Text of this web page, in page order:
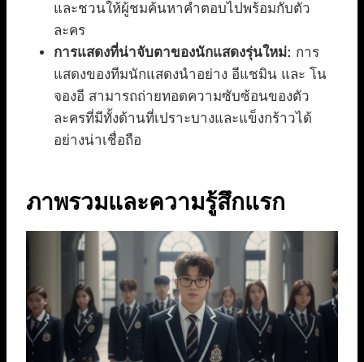
และชวนให้ผู้ชมค้นหาคำตอบไปพร้อมกับตัว
ละคร
การแสดงที่น่าจับตาของนักแสดงรุ่นใหม่: การ
แสดงของทีมนักแสดงนำอย่าง อีแชมิน และ โน
จองอี สามารถถ่ายทอดความซับซ้อนของตัว
ละครที่มีทั้งด้านที่เปราะบางและแข็งกร้าวได้
อย่างน่าเชื่อถือ
ภาพรวมและความรู้สึกแรก